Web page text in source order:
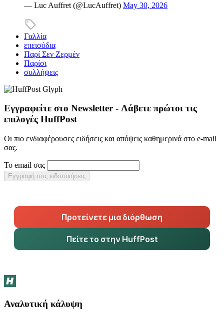
— Luc Auffret (@LucAuffret) May 30, 2026
Γαλλία
επεισόδια
Παρί Σεν Ζερμέν
Παρίσι
συλλήψεις
Εγγραφείτε στο Newsletter - Λάβετε πρώτοι τις
επιλογές HuffPost
Οι πιο ενδιαφέρουσες ειδήσεις και απόψεις καθημερινά στο e-mail
σας.
Το email σας
Εγγραφή στις ειδοποιήσεις
Προτείνετε μια διόρθωση
Πείτε το στην HuffPost
Αναλυτική κάλυψη